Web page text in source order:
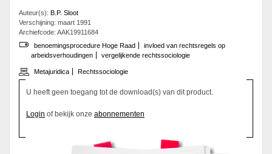
Auteur(s): B.P. Sloot
Verschijning: maart 1991
Archiefcode: AAK19911684
benoemingsprocedure Hoge Raad
invloed van rechtsregels op
arbeidsverhoudingen
vergelijkende rechtssociologie
Metajuridica Rechtssociologie
U heeft geen toegang tot de download(s) van dit product.
Login of bekijk onze abonnementen